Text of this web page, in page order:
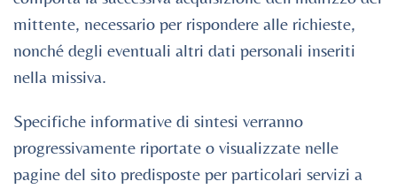
mittente, necessario per rispondere alle richieste,
nonché degli eventuali altri dati personali inseriti
nella missiva.
Specifiche informative di sintesi verranno
progressivamente riportate o visualizzate nelle
pagine del sito predisposte per particolari servizi a